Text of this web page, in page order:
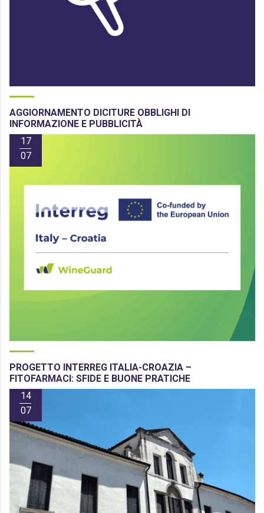
AGGIORNAMENTO DICITURE OBBLIGHI DI
INFORMAZIONE E PUBBLICITÀ
17
07
PROGETTO INTERREG ITALIA-CROAZIA –
FITOFARMACI: SFIDE E BUONE PRATICHE
14
07